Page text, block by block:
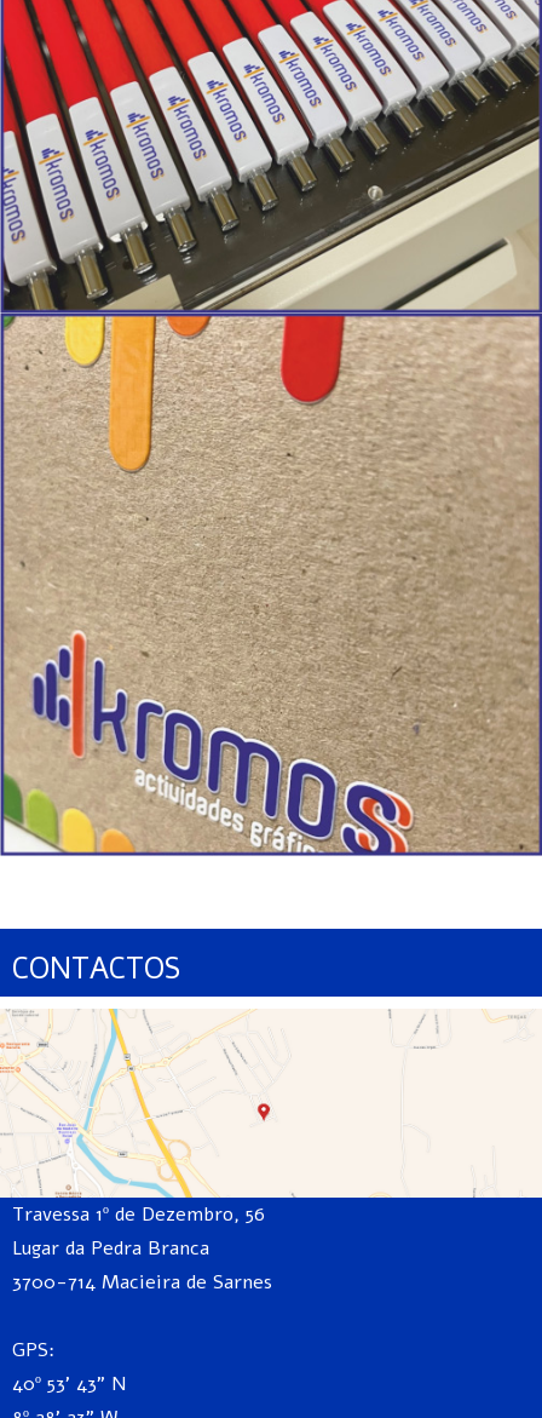
CONTACTOS
Travessa 1º de Dezembro, 56
Lugar da Pedra Branca
3700-714 Macieira de Sarnes
GPS:
40º 53' 43" N